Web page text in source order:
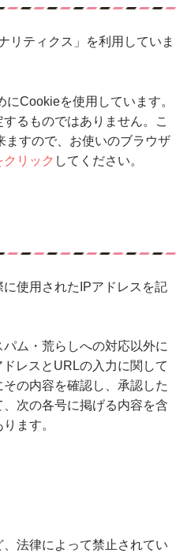
リティクス」を利用していま
Cookieを使用しています。
るものではありません。こ
ますので、お使いのブラウザ
クリック してください。
使用されたIPアドレスを記
ム・荒らしへの対応以外に
レスとURLの入力に関して
の内容を確認し、承認した
次の各号に掲げる内容を含
ます。
法律によって禁止されてい